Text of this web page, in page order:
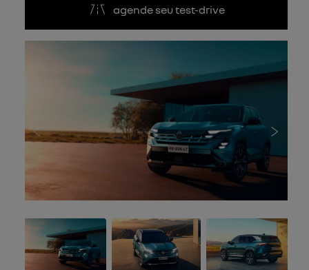
agende seu test-drive
Anterior